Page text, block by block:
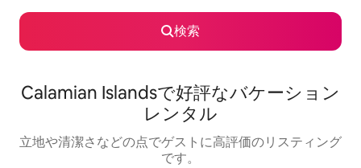
検索
Calamian Islandsで好評なバケーション
レンタル
立地や清潔さなどの点でゲストに高評価のリスティング
です。